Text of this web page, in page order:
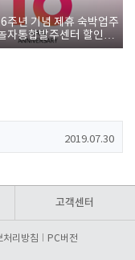
주년 기념 제휴 숙박업주
자통합발주센터 할인쿠
2019.07.30
고객센터
처리방침 PC버전